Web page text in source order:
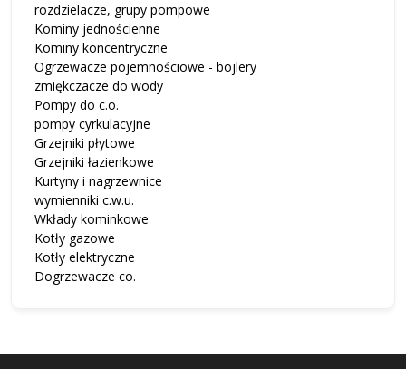
rozdzielacze, grupy pompowe
Kominy jednościenne
Kominy koncentryczne
Ogrzewacze pojemnościowe - bojlery
zmiękczacze do wody
Pompy do c.o.
pompy cyrkulacyjne
Grzejniki płytowe
Grzejniki łazienkowe
Kurtyny i nagrzewnice
wymienniki c.w.u.
Wkłady kominkowe
Kotły gazowe
Kotły elektryczne
Dogrzewacze co.